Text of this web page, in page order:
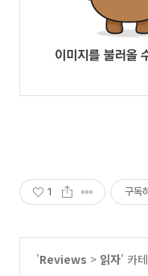
1 구독
'Reviews > 읽자' 카